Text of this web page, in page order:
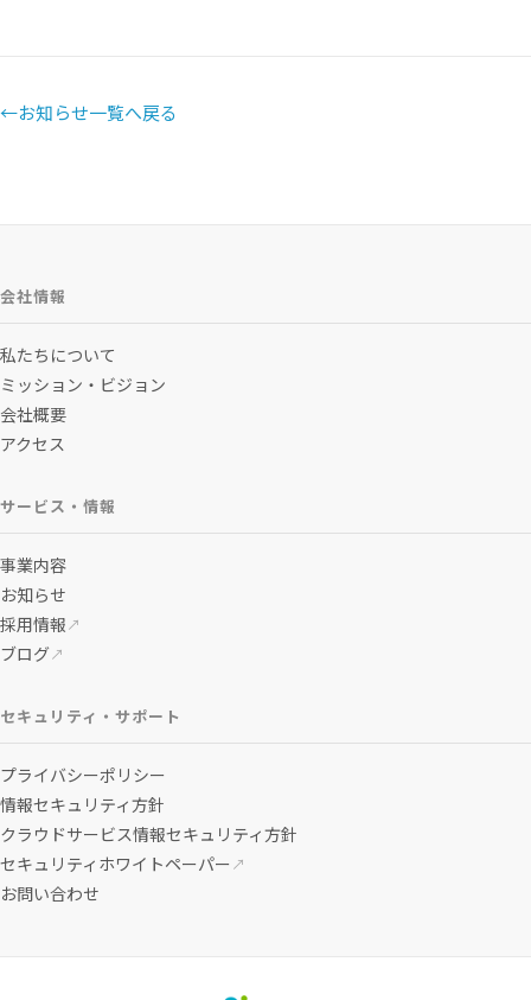
←お知らせ一覧へ戻る
会社情報
私たちについて
ミッション・ビジョン
会社概要
アクセス
サービス・情報
事業内容
お知らせ
採用情報 ↗
ブログ↗
セキュリティ・サポート
プライバシーポリシー
情報セキュリティ方針
クラウドサービス情報セキュリティ方針
セキュリティホワイトペーパー ↗
お問い合わせ